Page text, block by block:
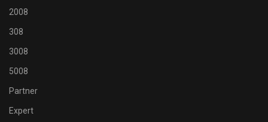
2008
308
3008
5008
Partner
Expert